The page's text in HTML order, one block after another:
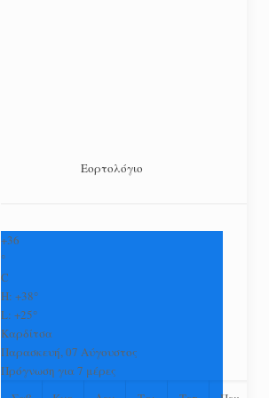
Εορτολόγιο
+36
°
C
H:+38°
L:+25°
Καρδίτσα
Παρασκευή, 07 Αύγουστος
Πρόγνωση για 7 μέρες